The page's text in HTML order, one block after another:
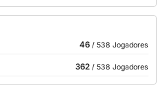
46/ 538 Jogadores
362/ 538 Jogadores